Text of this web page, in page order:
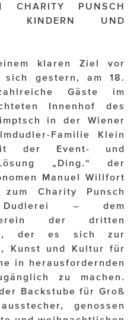
Minds
– Neue Post
CHARITY PUNSCH
KINDERN UND
klaren Ziel vor
sich gestern, am 18.
Gäste im
Innenhof des
in der Wiener
Familie Klein
der Event- und
Lösung „Ding.“ der
Manuel Willfort
Charity Punsch
– dem
der dritten
der es sich zur
Kunst und Kultur für
in herausfordernden
zu machen.
Backstube für Groß
genossen